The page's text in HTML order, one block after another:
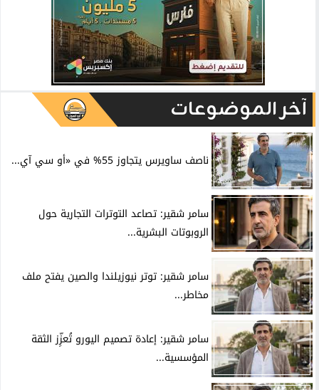
آخر الموضوعات
ناصف ساويرس يتجاوز 55% في «أو سي آي...
سامر شقير: تصاعد التوترات التجارية حول
الروبوتات البشرية...
سامر شقير: توتر نيوزيلندا والصين يفتح ملف
مخاطر...
سامر شقير: إعادة تصميم اليورو تُعزِّز الثقة
المؤسسية...